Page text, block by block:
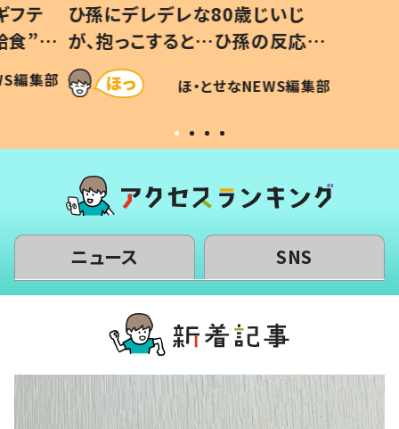
フテ
食”を
の親
編集部
ひ孫にデレデレな80歳じいじ
が、抱っこすると…ひ孫の反応に
「涙が出ました」「可愛くて仕方な
い」
ほ・とせなNEWS編集部
ニュース SNS